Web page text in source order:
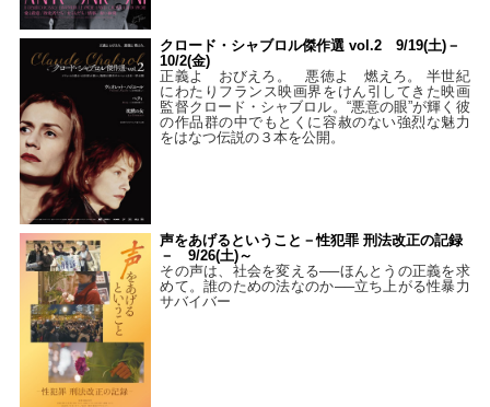
クロード・シャブロル傑作選 vol.2 9/19(土)－
10/2(金)
正義よ おびえろ。 悪徳よ 燃えろ。 半世紀
にわたりフランス映画界をけん引してきた映画
監督クロード・シャブロル。“悪意の眼”が輝く彼
の作品群の中でもとくに容赦のない強烈な魅力
をはなつ伝説の３本を公開。
声をあげるということ－性犯罪 刑法改正の記録
－ 9/26(土)～
その声は、社会を変える──ほんとうの正義を求
めて。誰のための法なのか──立ち上がる性暴力
サバイバー